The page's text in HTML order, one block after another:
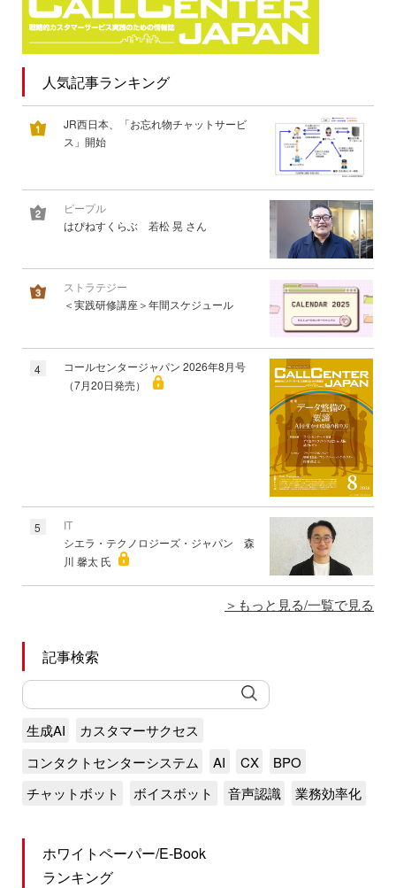
人気記事ランキング
JR西日本、「お忘れ物チャットサービ
ス」開始
ピープル
はぴねすくらぶ 若松 晃 さん
ストラテジー
＜実践研修講座＞年間スケジュール
4
コールセンタージャパン 2026年8月号
（7月20日発売）
5
IT
シエラ・テクノロジーズ・ジャパン 森
川 馨太 氏
もっと見る/一覧で見る
記事検索
生成AI
カスタマーサクセス
コンタクトセンターシステム
AI CX
BPO
チャットボット
ボイスボット 音声認識 業務効率化
ホワイトペーパー/E-Book
ランキング